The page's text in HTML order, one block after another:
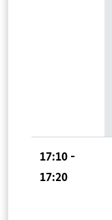
17:10 -
17:20